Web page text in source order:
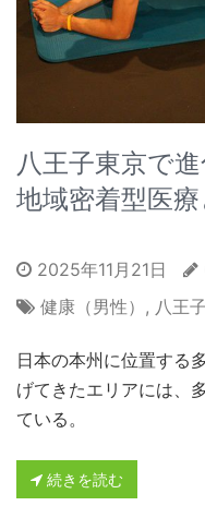
八王子東京で
地域密着型医
2025年11月21日
健康（男性） , 八王
日本の本州に位置する
げてきたエリアには、
ている。
続きを読む